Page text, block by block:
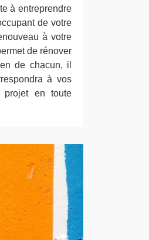
à entreprendre
de votre
à votre
de rénover
de chacun, il
à vos
projet en toute